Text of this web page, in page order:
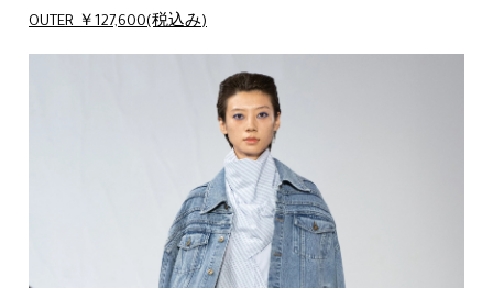
OUTER ￥127,600(税込み)